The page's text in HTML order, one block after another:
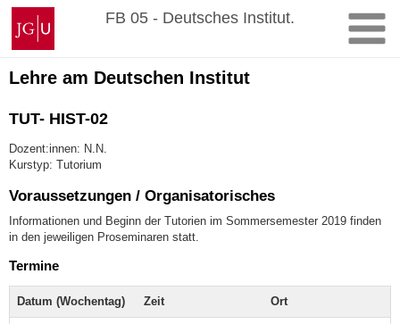
Zum
Inhalt
springen
Johannes
Gutenberg-
Universität
Mainz
FB 05 - Deutsches Institut.
Lehre am Deutschen Institut
TUT- HIST-02
Dozent:innen: N.N.
Kurstyp: Tutorium
Voraussetzungen / Organisatorisches
Informationen und Beginn der Tutorien im Sommersemester 2019 finden
in den jeweiligen Proseminaren statt.
Termine
Datum (Wochentag) Zeit Ort